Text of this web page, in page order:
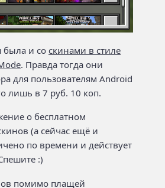
была и со скинами в стиле
. Правда тогда они
для пользователям Android
лишь в 7 руб. 10 коп.
о бесплатном
(а сейчас ещё и
по времени и действует
:)
помимо плащей